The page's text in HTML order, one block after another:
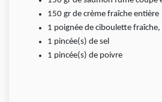
150 gr de crème fraîche entière
1 poignée de ciboulette fraîche,
1 pincée(s) de sel
1 pincée(s) de poivre